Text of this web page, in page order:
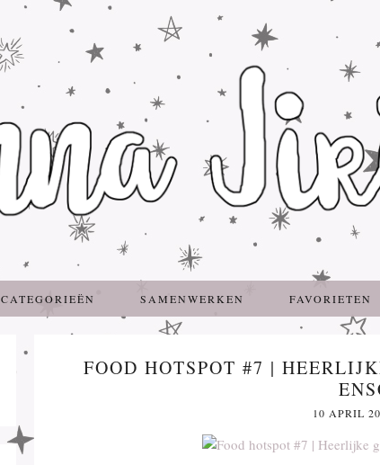
CATEGORIEËN SAMENWERKEN FAVORIETEN
FOOD HOTSPOT #7 |
10 APRIL